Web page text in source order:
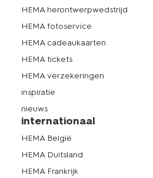
HEMA herontwerpwedstrijd
HEMA fotoservice
HEMA cadeaukaarten
HEMA tickets
HEMA verzekeringen
inspiratie
nieuws
internationaal
HEMA België
HEMA Duitsland
HEMA Frankrijk